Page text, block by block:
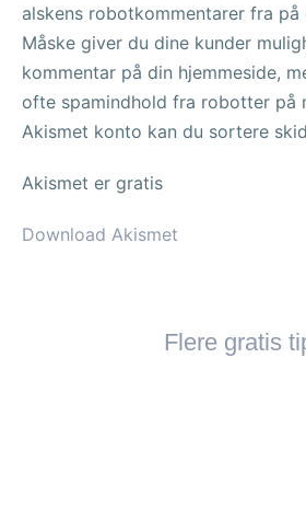
alskens robotkommentarer fra på
Måske giver du dine kunder
kommentar på din hjemmeside,
ofte spamindhold fra robotter på
Akismet konto kan du sortere
Akismet er gratis
Download Akismet
Flere gratis